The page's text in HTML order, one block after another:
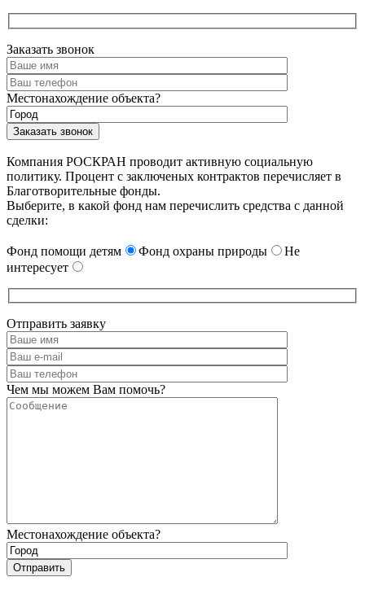
Заказать звонок
Местонахождение объекта?
Компания РОСКРАН проводит активную социальную
политику. Процент с заключеных контрактов перечисляет в
Благотворительные фонды.
Выберите, в какой фонд нам перечислить средства с данной
сделки:
Фонд помощи детям Фонд охраны природы
Не
интересует
Отправить заявку
Чем мы можем Вам помочь?
Местонахождение объекта?